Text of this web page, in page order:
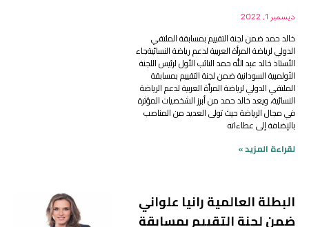
ديسمبر 1, 2022
خالد حمد ضمن لجنة التقييم بمسابقة الملتقي
الدولي لرياضة المرأة العربية لدعم رياضة النسائيةجاء
الأستاذ خالد عبد الله حمد النائب الأول لرئيس اللجنة
الأولمبية السودانية ضمن لجنة التقييم بمسابقة
الملتقي الدولي لرياضة المرأة العربية لدعم الرياضة
النسائية، ويعد خالد حمد من أبرز الشخصيات المؤثرة
في مجال الرياضة حيث تولى العديد من المناصب
بالإضافة إلى عطاءاته
لقراءة المزيد »
البطلة العالمية رانيا علواني
ضمن لجنة التقييم بمسابقة